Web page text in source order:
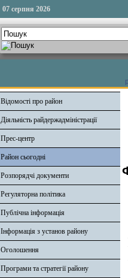
07 серпня 2026
Відомості про район
Діяльність райдержадміністрації
Прес-центр
Район сьогодні
Розпорядчі документи
Регуляторна політика
Публічна інформація
Інформація з установ району
Оголошення
Програми та стратегії району